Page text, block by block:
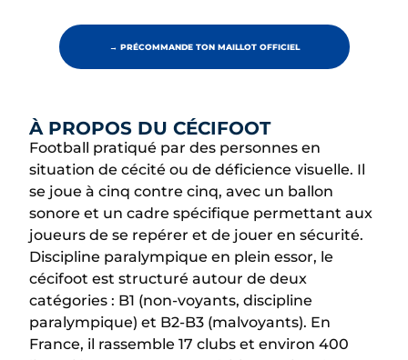
→ PRÉCOMMANDE TON MAILLOT OFFICIEL
À PROPOS DU CÉCIFOOT
Football pratiqué par des personnes en
situation de cécité ou de déficience visuelle. Il
se joue à cinq contre cinq, avec un ballon
sonore et un cadre spécifique permettant aux
joueurs de se repérer et de jouer en sécurité.
Discipline paralympique en plein essor, le
cécifoot est structuré autour de deux
catégories : B1 (non-voyants, discipline
paralympique) et B2-B3 (malvoyants). En
France, il rassemble 17 clubs et environ 400